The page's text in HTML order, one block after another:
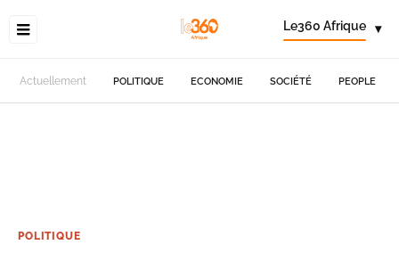
Le360 Afrique ▾
Actuellement POLITIQUE ECONOMIE SOCIÉTÉ PEOPLE
POLITIQUE